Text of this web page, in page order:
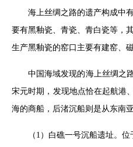
海上丝绸之路的遗产构成中
要有黑釉瓷、青瓷、青白瓷等，
生产黑釉瓷的窑口主要有建窑、
中国海域发现的海上丝绸之
宋元时期，发现地点恰在起航港
海的商船，后渚沉船则是从东南
（1）白礁一号沉船遗址。